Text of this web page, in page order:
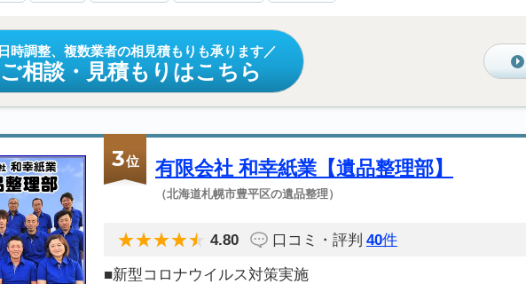
日時調整、複数業者の相見積もりも承ります
ご相談・見積もりはこちら
3位 有限会社 和幸紙業【遺品整理部】
（北海道札幌市豊平区の遺品整理）
4.80 口コミ・評判 40件
■新型コロナウイルス対策実施